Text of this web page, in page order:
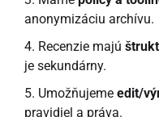
anonymizáciu archívu.
Recenzie majú
je sekundárny.
Umožňujeme edit/
pravidiel a práva.